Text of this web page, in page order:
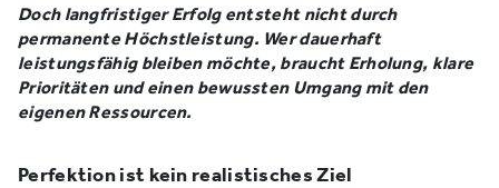
Doch langfristiger Erfolg entsteht nicht durch
permanente Höchstleistung. Wer dauerhaft
leistungsfähig bleiben möchte, braucht Erholung, klare
Prioritäten und einen bewussten Umgang mit den
eigenen Ressourcen.
Perfektion ist kein realistisches Ziel